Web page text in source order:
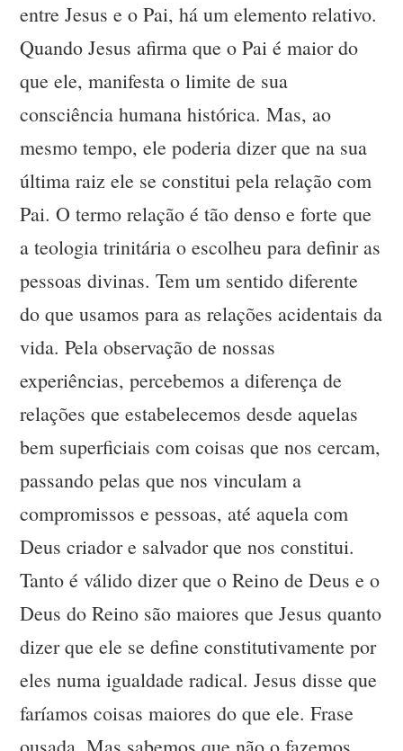
entre Jesus e o Pai, há um elemento relativo.
Quando Jesus afirma que o Pai é maior do
que ele, manifesta o limite de sua
consciência humana histórica. Mas, ao
mesmo tempo, ele poderia dizer que na sua
última raiz ele se constitui pela relação com
Pai. O termo relação é tão denso e forte que
a teologia trinitária o escolheu para definir as
pessoas divinas. Tem um sentido diferente
do que usamos para as relações acidentais da
vida. Pela observação de nossas
experiências, percebemos a diferença de
relações que estabelecemos desde aquelas
bem superficiais com coisas que nos cercam,
passando pelas que nos vinculam a
compromissos e pessoas, até aquela com
Deus criador e salvador que nos constitui.
Tanto é válido dizer que o Reino de Deus e o
Deus do Reino são maiores que Jesus quanto
dizer que ele se define constitutivamente por
eles numa igualdade radical. Jesus disse que
faríamos coisas maiores do que ele. Frase